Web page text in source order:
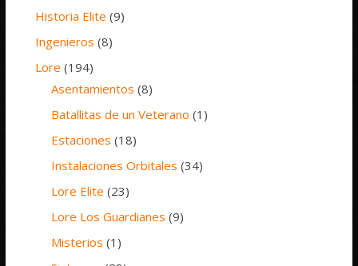
Historia Elite (9)
Ingenieros (8)
Lore (194)
Asentamientos (8)
Batallitas de un Veterano (1)
Estaciones (18)
Instalaciones Orbitales (34)
Lore Elite (23)
Lore Los Guardianes (9)
Misterios (1)